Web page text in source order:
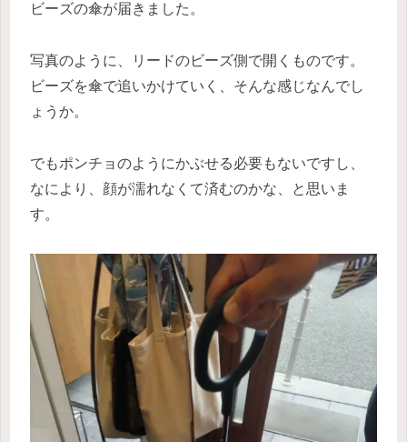
ビーズの傘が届きました。
写真のように、リードのビーズ側で開くものです。
ビーズを傘で追いかけていく、そんな感じなんでし
ょうか。
でもポンチョのようにかぶせる必要もないですし、
なにより、顔が濡れなくて済むのかな、と思いま
す。